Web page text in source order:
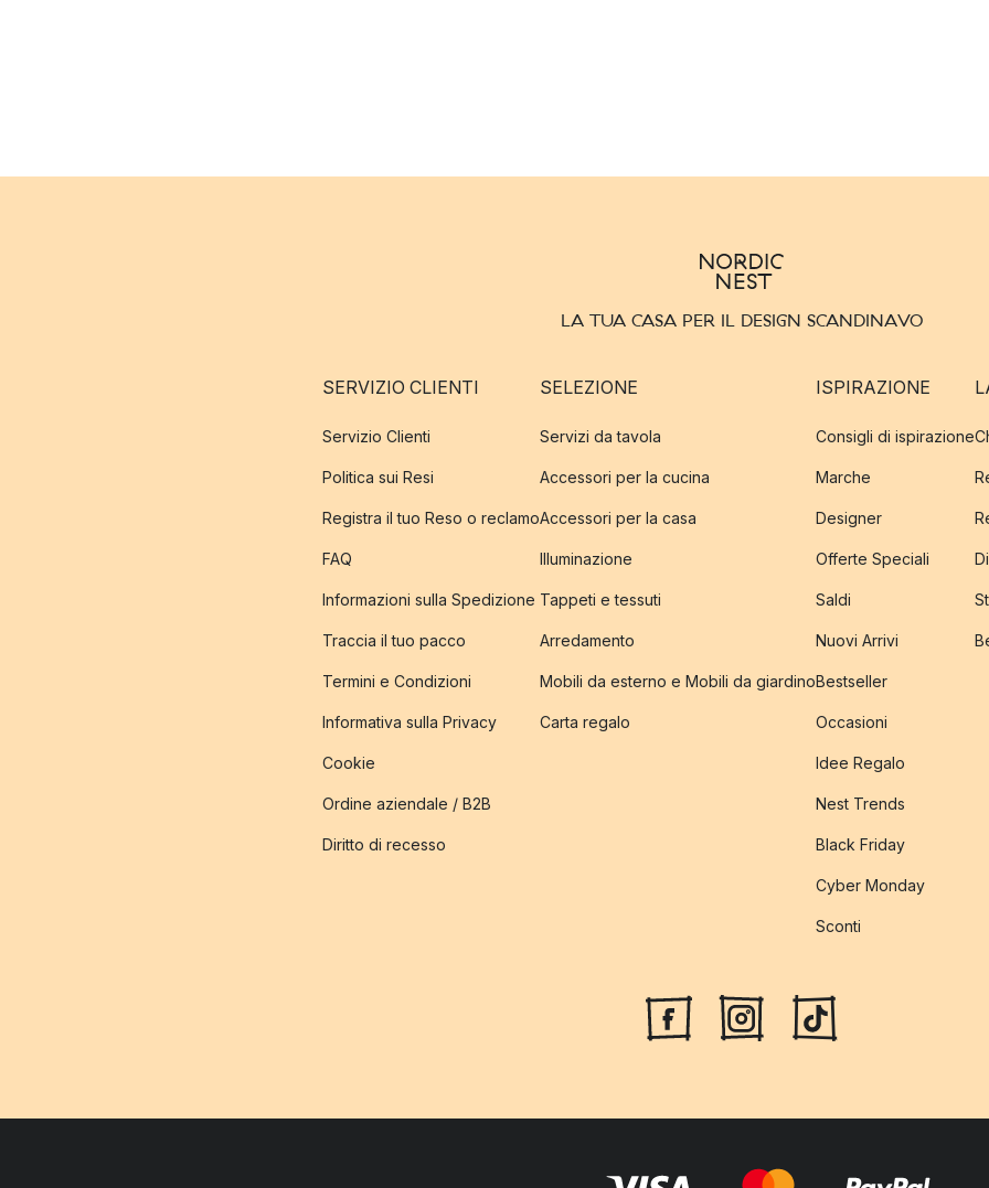
LA TUA CASA PER IL DESIGN SCANDINAVO
SERVIZIO CLIENTI
Servizio Clienti
Politica sui Resi
Registra il tuo Reso o reclamo
FAQ
Informazioni sulla Spedizione
Traccia il tuo pacco
Termini e Condizioni
Informativa sulla Privacy
Cookie
Ordine aziendale / B2B
Diritto di recesso
SELEZIONE
Servizi da tavola
Accessori per la cucina
Accessori per la casa
Illuminazione
Tappeti e tessuti
Arredamento
Mobili da esterno e Mobili da giardino
Carta regalo
ISPIRAZIONE
Consigli di ispirazione
Marche
Designer
Offerte Speciali
Saldi
Nuovi Arrivi
Bestseller
Occasioni
Idee Regalo
Nest Trends
Black Friday
Cyber Monday
Sconti